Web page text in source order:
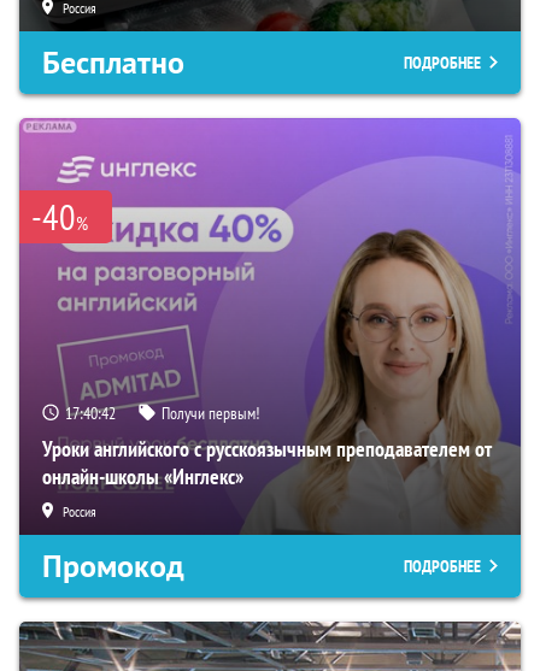
Россия
Бесплатно ПОДРОБНЕЕ
-40%
17:40:41 Получи первым!
Уроки английского с русскоязычным преподавателем от
онлайн-школы «Инглекс»
Россия
Промокод ПОДРОБНЕЕ